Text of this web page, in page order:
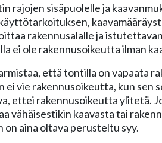
rajojen sisäpuolelle ja
rakennusalalle ja
ei ole rakennusoikeutta ilman
että tontilla on vapaata
vie rakennusoikeutta, kun sen
ettei rakennusoikeutta ylitetä.
vähäisestikin kaavasta tai
on aina oltava perusteltu syy.